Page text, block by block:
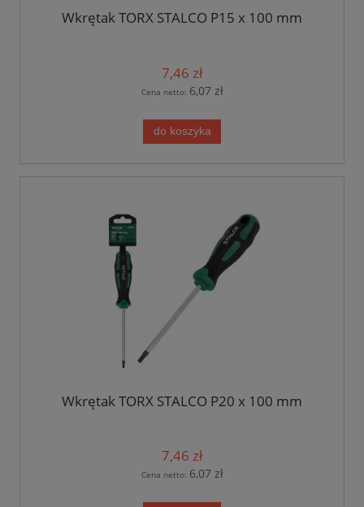
Wkrętak TORX STALCO P15 x 100 mm
7,46 zł
Cena netto: 6,07 zł
do koszyka
Wkrętak TORX STALCO P20 x 100 mm
7,46 zł
Cena netto: 6,07 zł